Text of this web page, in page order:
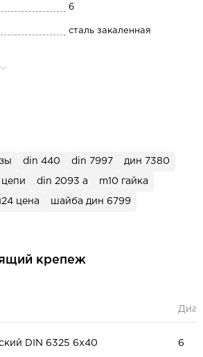
6
сталь закаленная
din 440 din 7997 дин 7380
din 2093 a m10 гайка
цена шайба дин 6799
крепеж
DIN 6325 6x40 6